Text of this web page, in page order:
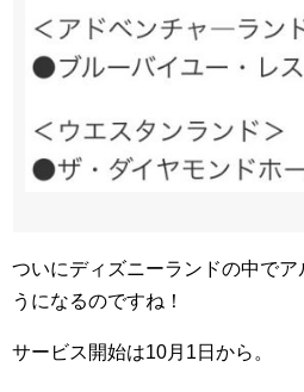
ついにディズニーランドの中で
うになるのですね！
サービス開始は10月1日から。